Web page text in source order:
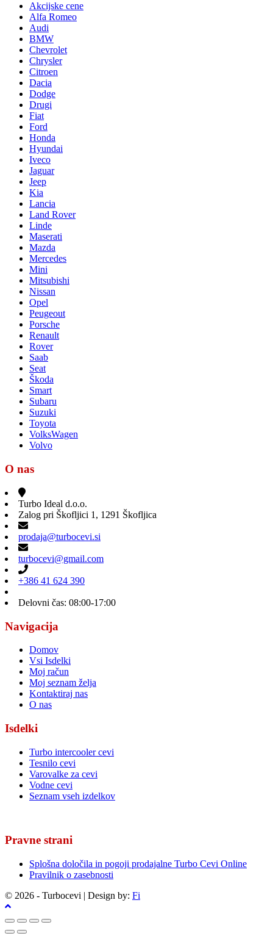
Akcijske cene
Alfa Romeo
Audi
BMW
Chevrolet
Chrysler
Citroen
Dacia
Dodge
Drugi
Fiat
Ford
Honda
Hyundai
Iveco
Jaguar
Jeep
Kia
Lancia
Land Rover
Linde
Maserati
Mazda
Mercedes
Mini
Mitsubishi
Nissan
Opel
Peugeout
Porsche
Renault
Rover
Saab
Seat
Škoda
Smart
Subaru
Suzuki
Toyota
VolksWagen
Volvo
O nas
Turbo Ideal d.o.o.
Zalog pri Škofljici 1, 1291 Škofljica
prodaja@turbocevi.si
turbocevi@gmail.com
+386 41 624 390
Delovni čas: 08:00-17:00
Navigacija
Domov
Vsi Isdelki
Moj račun
Moj seznam želja
Kontaktiraj nas
O nas
Isdelki
Turbo intercooler cevi
Tesnilo cevi
Varovalke za cevi
Vodne cevi
Seznam vseh izdelkov
Pravne strani
Splošna določila in pogoji prodajalne Turbo Cevi Online
Pravilnik o zasebnosti
© 2026 - Turbocevi | Design by: Fi